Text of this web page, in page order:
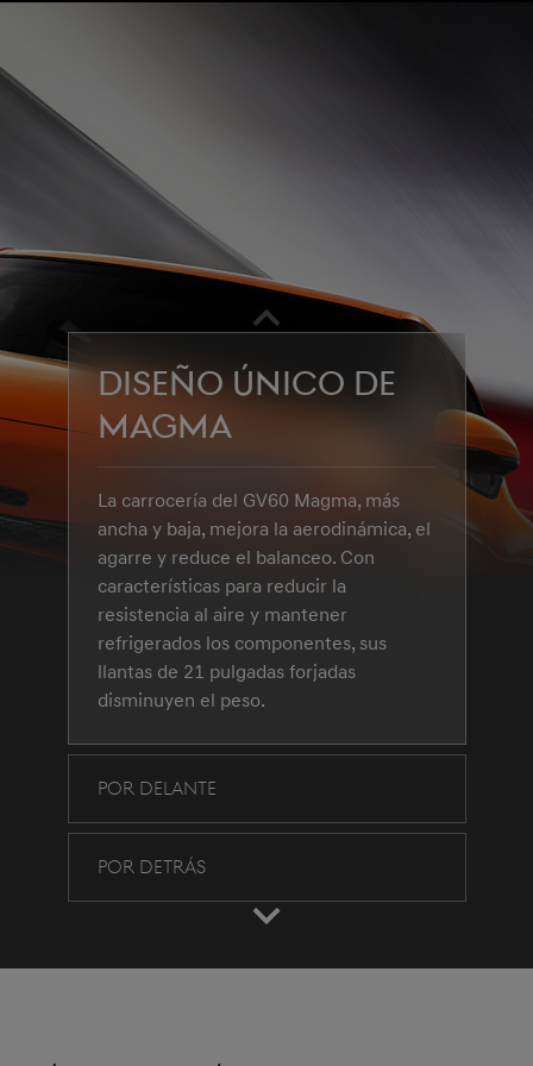
DISEÑO ÚNICO DE
MAGMA
La carrocería del GV60 Magma, más
ancha y baja, mejora la aerodinámica, el
agarre y reduce el balanceo. Con
características para reducir la
resistencia al aire y mantener
refrigerados los componentes, sus
llantas de 21 pulgadas forjadas
disminuyen el peso.
POR DELANTE
POR DETRÁS